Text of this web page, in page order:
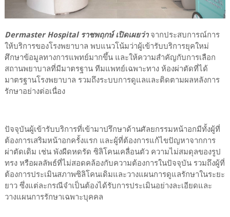
Dermaster Hospital ราชพฤกษ์ เปิดเผยว่า จากประสบการณ์การ
ให้บริการของโรงพยาบาล พบแนวโน้มว่าผู้เข้ารับบริการยุคใหม่
ศึกษาข้อมูลทางการแพทย์มากขึ้น และให้ความสำคัญกับการเลือก
สถานพยาบาลที่มีมาตรฐาน ทีมแพทย์เฉพาะทาง ห้องผ่าตัดที่ได้
มาตรฐานโรงพยาบาล รวมถึงระบบการดูแลและติดตามผลหลังการ
รักษาอย่างต่อเนื่อง
ปัจจุบันผู้เข้ารับบริการที่เข้ามาปรึกษาด้านศัลยกรรมหน้าอกมีทั้งผู้ที่
ต้องการเสริมหน้าอกครั้งแรก และผู้ที่ต้องการแก้ไขปัญหาจากการ
ผ่าตัดเดิม เช่น พังผืดหดรัด ซิลิโคนเคลื่อนตัว ความไม่สมดุลของรูป
ทรง หรือผลลัพธ์ที่ไม่สอดคล้องกับความต้องการในปัจจุบัน รวมถึงผู้ที่
ต้องการประเมินสภาพซิลิโคนเดิมและวางแผนการดูแลรักษาในระยะ
ยาว ซึ่งแต่ละกรณีจำเป็นต้องได้รับการประเมินอย่างละเอียดและ
วางแผนการรักษาเฉพาะบุคคล